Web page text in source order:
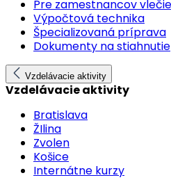
Pre zamestnancov
Výpočtová technika
Špecializovaná príprava
Dokumenty na stiahnutie
Vzdelávacie aktivity
Vzdelávacie aktivity
Bratislava
ŽIlina
Zvolen
Košice
Internátne kurzy